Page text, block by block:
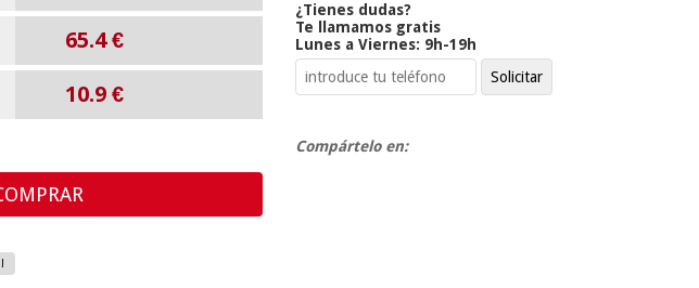
65.4€
10.9 €
¿Tienes dudas?
Te llamamos gratis
Lunes a Viernes: 9h-19h
Compártelo en: